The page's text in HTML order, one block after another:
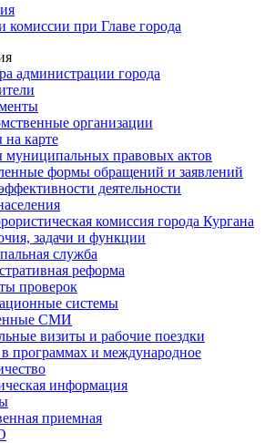
комиссии при Главе города
администрации города
организации
карте
муниципальных правовых актов
формы обращений и заявлений
деятельности
комиссия города Кургана
задачи и функции
служба
реформа
проверок
системы
СМИ
визиты и рабочие поездки
программах и международное
информация
приемная